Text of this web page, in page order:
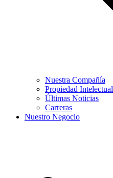
Nuestra Compañía
Propiedad Intelectual
Últimas Noticias
Carreras
Nuestro Negocio